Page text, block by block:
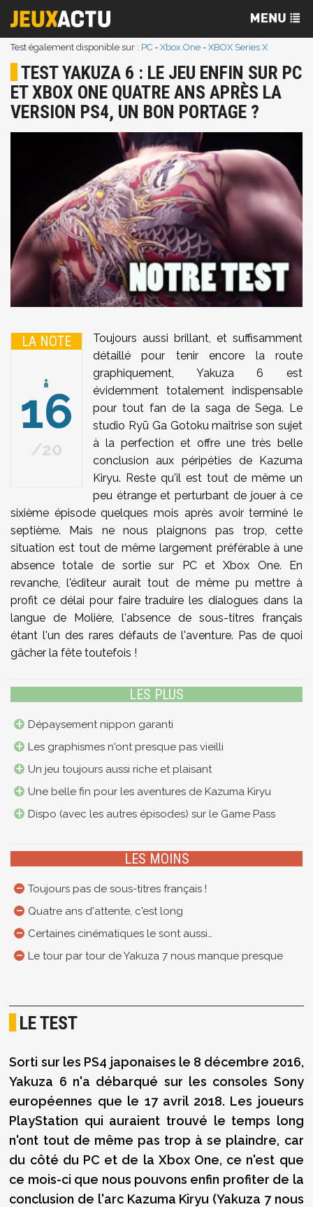
Test également disponible sur : PC - Xbox One - XBOX Series X
TEST YAKUZA 6 : LE JEU ENFIN SUR PC
ET XBOX ONE QUATRE ANS APRÈS LA
VERSION PS4, UN BON PORTAGE ?
LA NOTE
16
20
Toujours aussi brillant, et suffisamment
détaillé pour tenir encore la route
graphiquement, Yakuza 6 est
évidemment totalement indispensable
pour tout fan de la saga de Sega. Le
studio Ryū Ga Gotoku maîtrise son sujet
à la perfection et offre une très belle
conclusion aux péripéties de Kazuma
Kiryu. Reste qu'il est tout de même un
peu étrange et perturbant de jouer à ce
sixième épisode quelques mois après avoir terminé le
septième. Mais ne nous plaignons pas trop, cette
situation est tout de même largement préférable à une
absence totale de sortie sur PC et Xbox One. En
revanche, l'éditeur aurait tout de même pu mettre à
profit ce délai pour faire traduire les dialogues dans la
langue de Molière, l'absence de sous-titres français
étant l'un des rares défauts de l'aventure. Pas de quoi
gâcher la fête toutefois !
LES PLUS
Dépaysement nippon garanti
Les graphismes n'ont presque pas vieilli
Un jeu toujours aussi riche et plaisant
Une belle fin pour les aventures de Kazuma Kiryu
Dispo (avec les autres épisodes) sur le Game Pass
LES MOINS
Toujours pas de sous-titres français !
Quatre ans d'attente, c'est long
Certaines cinématiques le sont aussi…
Le tour par tour de Yakuza 7 nous manque presque
LE TEST
Sorti sur les PS4 japonaises le 8 décembre 2016,
Yakuza 6 n'a débarqué sur les consoles Sony
européennes que le 17 avril 2018. Les joueurs
PlayStation qui auraient trouvé le temps long
n'ont tout de même pas trop à se plaindre, car
du côté du PC et de la Xbox One, ce n'est que
ce mois-ci que nous pouvons enfin profiter de la
conclusion de l'arc Kazuma Kiryu (Yakuza 7 nous